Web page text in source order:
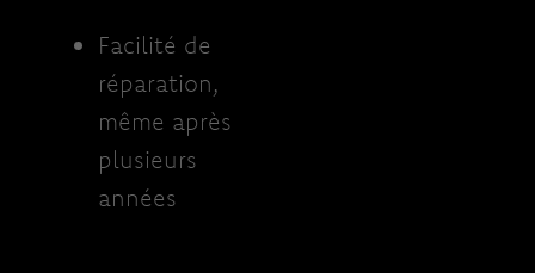
Facilité de
réparation,
même après
plusieurs
années